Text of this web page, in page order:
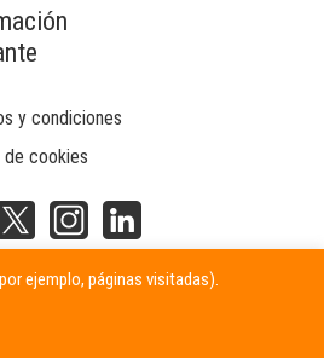
y condiciones
cookies
ejemplo, páginas visitadas).